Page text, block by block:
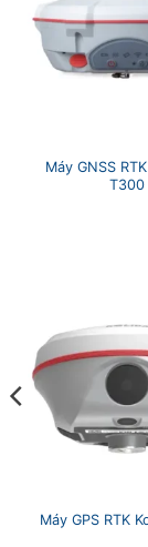
Máy GNSS
T300
Máy GPS RTK